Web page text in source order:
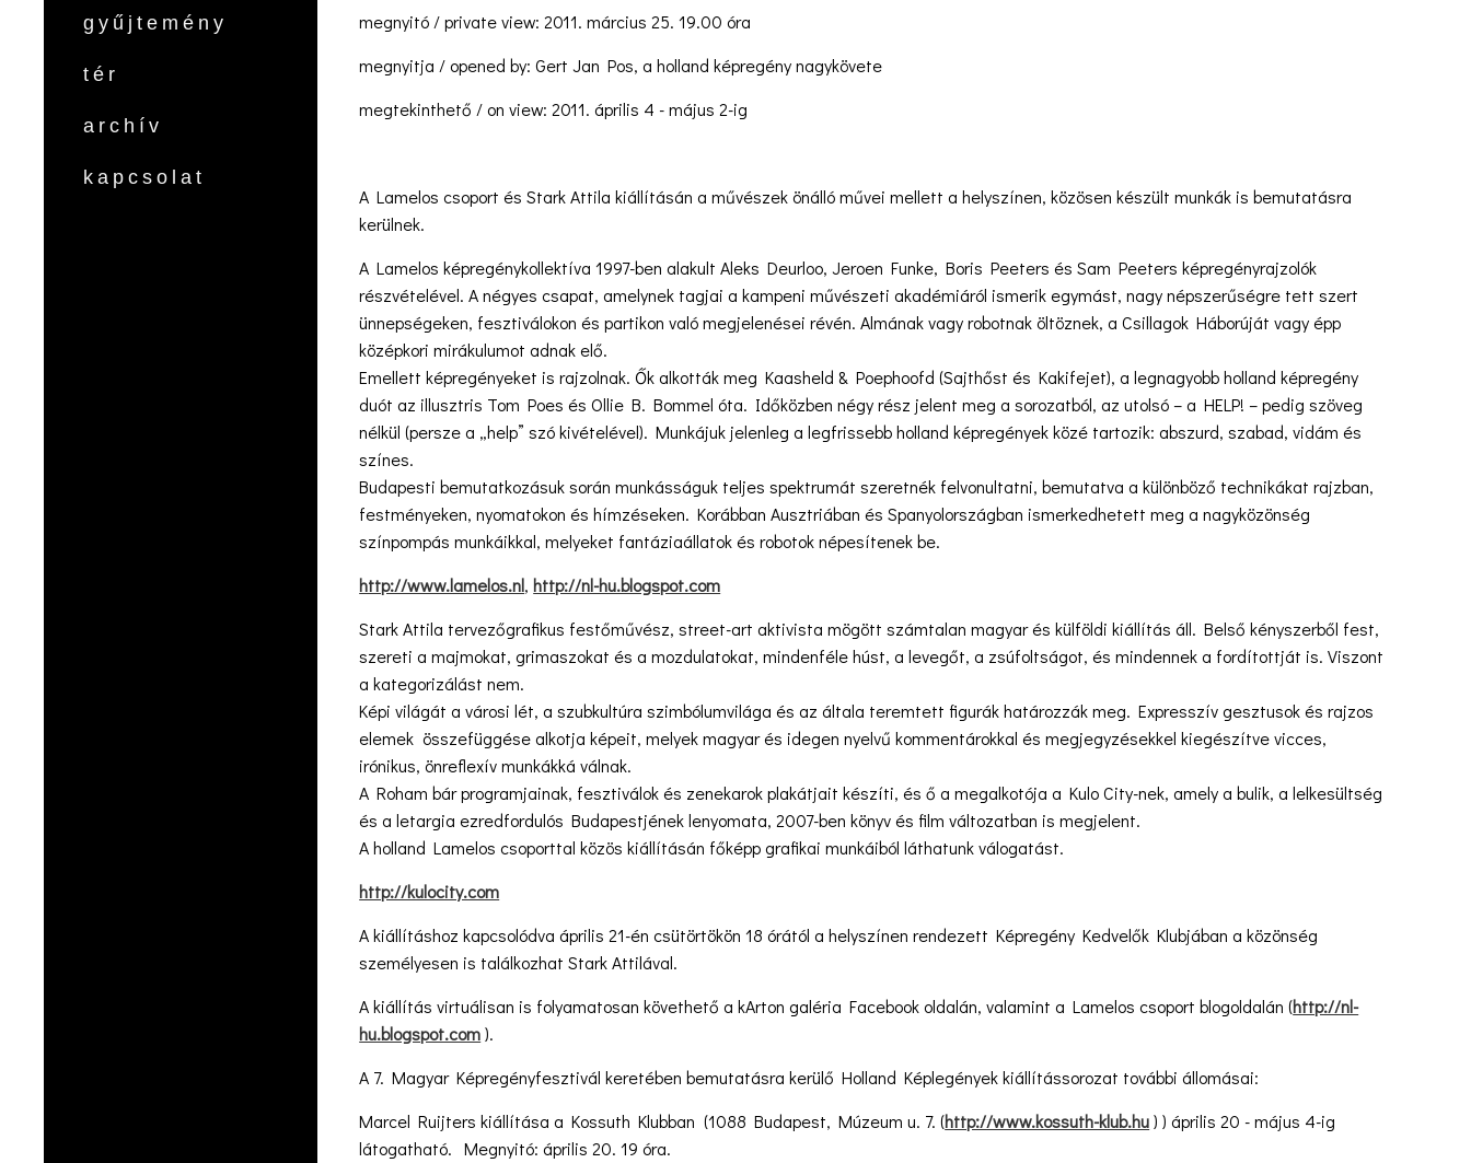
gyűjtemény
tér
archív
kapcsolat
megnyitó / private view: 2011. március 25. 19.00 óra
megnyitja / opened by: Gert Jan Pos, a holland képregény nagykövete
megtekinthető / on view: 2011. április 4 - május 2-ig
A Lamelos csoport és Stark Attila kiállításán a művészek önálló művei mellett a helyszínen, közösen készült munkák is bemutatásra
kerülnek.
A Lamelos képregénykollektíva 1997-ben alakult Aleks Deurloo, Jeroen Funke, Boris Peeters és Sam Peeters képregényrajzolók
részvételével. A négyes csapat, amelynek tagjai a kampeni művészeti akadémiáról ismerik egymást, nagy népszerűségre tett szert
ünnepségeken, fesztiválokon és partikon való megjelenései révén. Almának vagy robotnak öltöznek, a Csillagok Háborúját vagy épp
középkori mirákulumot adnak elő.
Emellett képregényeket is rajzolnak. Ők alkották meg Kaasheld & Poephoofd (Sajthőst és Kakifejet), a legnagyobb holland képregény
duót az illusztris Tom Poes és Ollie B. Bommel óta. Időközben négy rész jelent meg a sorozatból, az utolsó – a HELP! – pedig szöveg
nélkül (persze a „help” szó kivételével). Munkájuk jelenleg a legfrissebb holland képregények közé tartozik: abszurd, szabad, vidám és
színes.
Budapesti bemutatkozásuk során munkásságuk teljes spektrumát szeretnék felvonultatni, bemutatva a különböző technikákat rajzban,
festményeken, nyomatokon és hímzéseken. Korábban Ausztriában és Spanyolországban ismerkedhetett meg a nagyközönség
színpompás munkáikkal, melyeket fantáziaállatok és robotok népesítenek be.
http://www.lamelos.nl,http://nl-hu.blogspot.com
Stark Attila tervezőgrafikus festőművész, street-art aktivista mögött számtalan magyar és külföldi kiállítás áll. Belső kényszerből fest,
szereti a majmokat, grimaszokat és a mozdulatokat, mindenféle húst, a levegőt, a zsúfoltságot, és mindennek a fordítottját is. Viszont
a kategorizálást nem.
Képi világát a városi lét, a szubkultúra szimbólumvilága és az általa teremtett figurák határozzák meg. Expresszív gesztusok és rajzos
elemek összefüggése alkotja képeit, melyek magyar és idegen nyelvű kommentárokkal és megjegyzésekkel kiegészítve vicces,
irónikus, önreflexív munkákká válnak.
A Roham bár programjainak, fesztiválok és zenekarok plakátjait készíti, és ő a megalkotója a Kulo City-nek, amely a bulik, a lelkesültség
és a letargia ezredfordulós Budapestjének lenyomata, 2007-ben könyv és film változatban is megjelent.
A holland Lamelos csoporttal közös kiállításán főképp grafikai munkáiból láthatunk válogatást.
http://kulocity.com
A kiállításhoz kapcsolódva április 21-én csütörtökön 18 órától a helyszínen rendezett Képregény Kedvelők Klubjában a közönség
személyesen is találkozhat Stark Attilával.
A kiállítás virtuálisan is folyamatosan követhető a kArton galéria Facebook oldalán, valamint a Lamelos csoport blogoldalán (http://nl-
hu.blogspot.com).
A 7. Magyar Képregényfesztivál keretében bemutatásra kerülő Holland Képlegények kiállítássorozat további állomásai:
Marcel Ruijters kiállítása a Kossuth Klubban (1088 Budapest, Múzeum u. 7. (http://www.kossuth-klub.hu) ) április 20 - május 4-ig
látogatható. Megnyitó: április 20. 19 óra.